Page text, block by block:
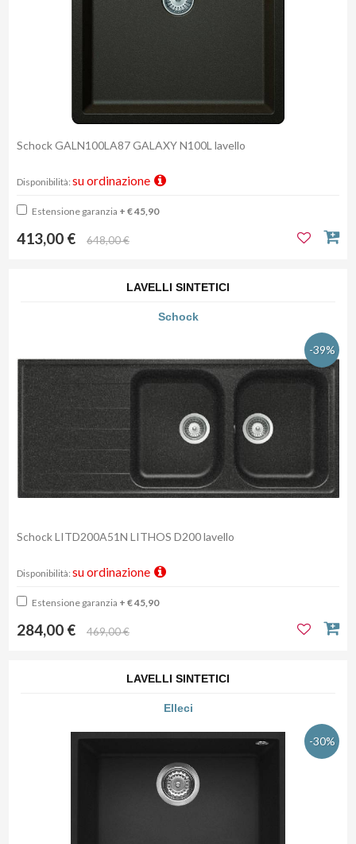
Schock GALN100LA87 GALAXY N100L lavello
Disponibilità: su ordinazione
Estensione garanzia + € 45,90
413,00 € 648,00 €
LAVELLI SINTETICI
Schock
-39%
Schock LITD200A51N LITHOS D200 lavello
Disponibilità: su ordinazione
Estensione garanzia + € 45,90
284,00 € 469,00 €
LAVELLI SINTETICI
Elleci
-30%